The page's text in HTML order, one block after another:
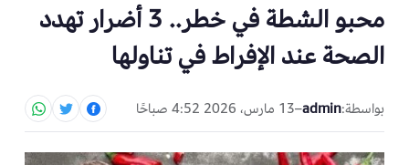
محبو الشطة في خطر.. 3 أضرار تهدد
الصحة عند الإفراط في تناولها
بواسطة:admin
–13 مارس، 2026 4:52 صباحًا